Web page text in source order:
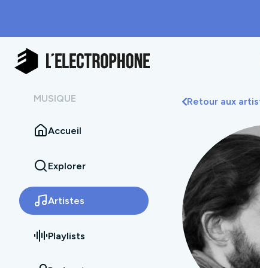
MUSIQUE
Accueil
Explorer
Artistes
Playlists
Retour aux